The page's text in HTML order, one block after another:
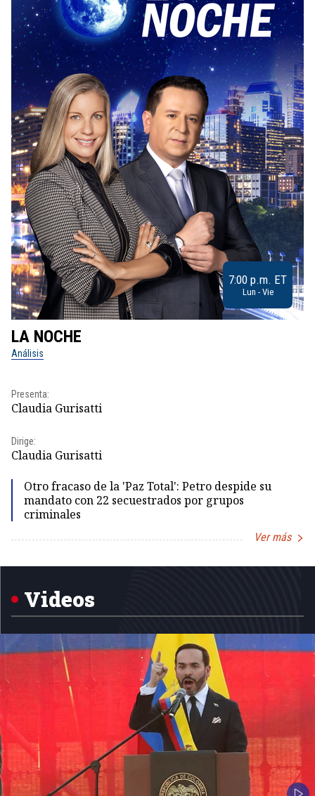
7:00 p.m. ET
Lun - Vie
LA NOCHE
Análisis
Presenta:
Claudia Gurisatti
Dirige:
Claudia Gurisatti
Otro fracaso de la 'Paz Total': Petro despide su
mandato con 22 secuestrados por grupos
criminales
Ver más
1
Videos